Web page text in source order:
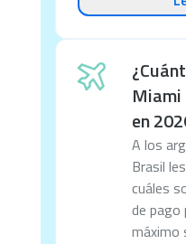
Miami
en
A los
Brasil
cuáles
de pago
máximo